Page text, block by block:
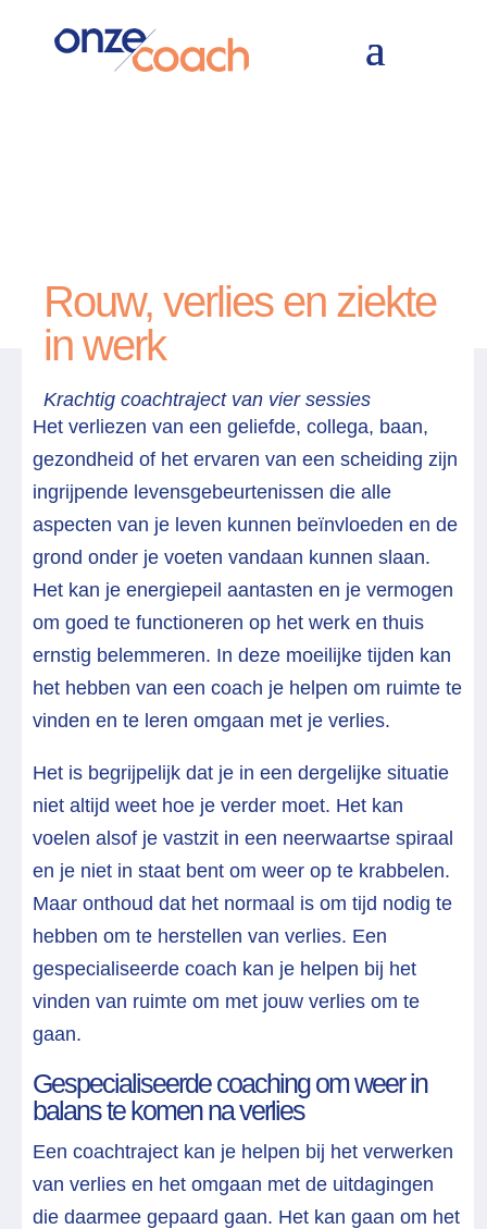
Rouw, verlies en ziekte
in werk
Krachtig coachtraject van vier sessies
Het verliezen van een geliefde, collega, baan,
gezondheid of het ervaren van een scheiding zijn
ingrijpende levensgebeurtenissen die alle
aspecten van je leven kunnen beïnvloeden en de
grond onder je voeten vandaan kunnen slaan.
Het kan je energiepeil aantasten en je vermogen
om goed te functioneren op het werk en thuis
ernstig belemmeren. In deze moeilijke tijden kan
het hebben van een coach je helpen om ruimte te
vinden en te leren omgaan met je verlies.
Het is begrijpelijk dat je in een dergelijke situatie
niet altijd weet hoe je verder moet. Het kan
voelen alsof je vastzit in een neerwaartse spiraal
en je niet in staat bent om weer op te krabbelen.
Maar onthoud dat het normaal is om tijd nodig te
hebben om te herstellen van verlies. Een
gespecialiseerde coach kan je helpen bij het
vinden van ruimte om met jouw verlies om te
gaan.
Gespecialiseerde coaching om weer in
balans te komen na verlies
Een coachtraject kan je helpen bij het verwerken
van verlies en het omgaan met de uitdagingen
die daarmee gepaard gaan. Het kan gaan om het